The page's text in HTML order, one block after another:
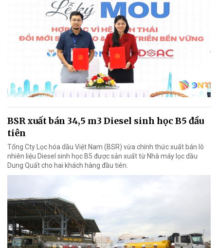
BSR xuất bán 34,5 m3 Diesel sinh học B5 đầu
tiên
Tổng Cty Lọc hóa dầu Việt Nam (BSR) vừa chính thức xuất bán lô
nhiên liệu Diesel sinh học B5 được sản xuất từ Nhà máy lọc dầu
Dung Quất cho hai khách hàng đầu tiên.